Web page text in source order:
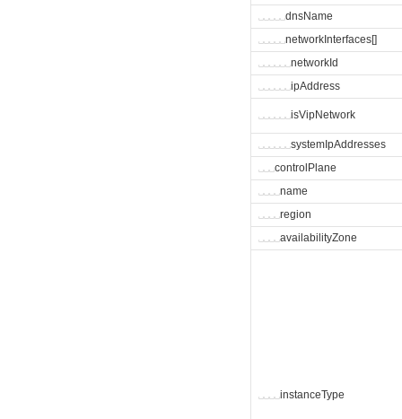
␣␣␣␣␣dnsName
␣␣␣␣␣networkInterfaces[]
␣␣␣␣␣␣networkId
␣␣␣␣␣␣ipAddress
␣␣␣␣␣␣isVipNetwork
␣␣␣␣␣␣systemIpAddresses
␣␣␣controlPlane
␣␣␣␣name
␣␣␣␣region
␣␣␣␣availabilityZone
␣␣␣␣instanceType